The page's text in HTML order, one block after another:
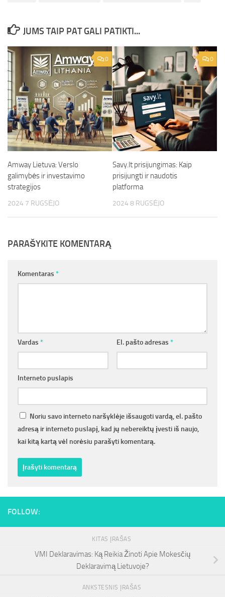
JUMS TAIP PAT GALI PATIKTI...
0
Amway Lietuva: Verslo
galimybės ir investavimo
strategijos
2024 7 RUGSĖJO
0
Savy.lt prisijungimas: Kaip
prisijungti ir naudotis
platforma
2024 8 RUGSĖJO
PARAŠYKITE KOMENTARĄ
Komentaras *
Vardas * El. pašto adresas *
Interneto puslapis
Noriu savo interneto naršyklėje išsaugoti vardą, el. pašto
adresą ir interneto puslapį, kad jų nebereiktų įvesti iš naujo,
kai kitą kartą vėl norėsiu parašyti komentarą.
FOLLOW:
KITAS ĮRAŠAS
VMI Deklaravimas: Ką Reikia Žinoti Apie Mokesčių
Deklaravimą Lietuvoje?
ANKSTESNIS ĮRAŠAS